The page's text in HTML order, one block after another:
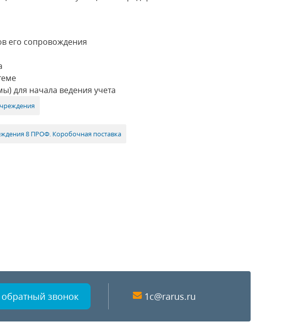
его сопровождения
для начала ведения учета
8 ПРОФ. Коробочная поставка
обратный звонок 1c@rarus.ru